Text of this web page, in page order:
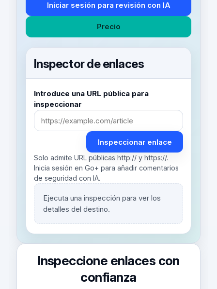
Iniciar sesión para revisión con IA
Precio
Inspector de enlaces
Introduce una URL pública para
inspeccionar
Inspeccionar enlace
Solo admite URL públicas http:// y https://.
Inicia sesión en Go+ para añadir comentarios
de seguridad con IA.
Ejecuta una inspección para ver los
detalles del destino.
Inspeccione enlaces con
confianza